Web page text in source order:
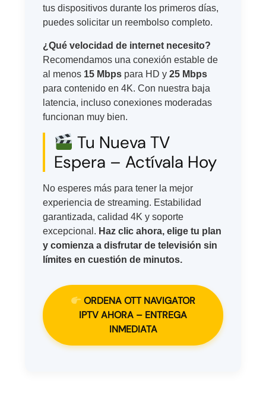
tus dispositivos durante los primeros días,
puedes solicitar un reembolso completo.
¿Qué velocidad de internet necesito?
Recomendamos una conexión estable de
al menos 15 Mbps para HD y25 Mbps
para contenido en 4K. Con nuestra baja
latencia, incluso conexiones moderadas
funcionan muy bien.
Tu Nueva TV
Espera – Actívala Hoy
No esperes más para tener la mejor
experiencia de streaming. Estabilidad
garantizada, calidad 4K y soporte
excepcional. Haz clic ahora, elige tu plan
y comienza a disfrutar de televisión sin
límites en cuestión de minutos.
ORDENA OTT NAVIGATOR
IPTV AHORA – ENTREGA
INMEDIATA